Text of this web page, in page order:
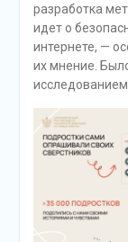
разработка
идет о
интернете, —
их мнение.
исследованием